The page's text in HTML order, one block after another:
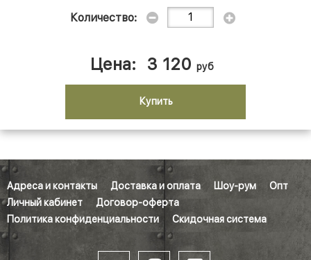
Количество:
Цена: 3 120 руб
Купить
Адреса и контакты Доставка и оплата Шоу-рум
Опт
Личный кабинет
Договор-оферта
Политика конфиденциальности
Скидочная система